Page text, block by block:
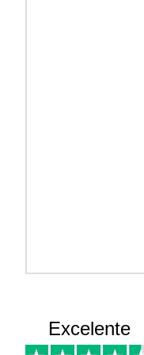
Excelente